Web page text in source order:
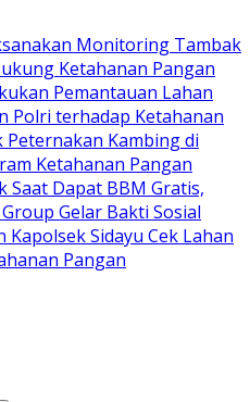
Monitoring Tambak
Ketahanan Pangan
Pemantauan Lahan
Polri terhadap Ketahanan
Peternakan Kambing di
Ketahanan Pangan
Saat Dapat BBM Gratis,
Gelar Bakti Sosial
Sidayu Cek Lahan
Pangan